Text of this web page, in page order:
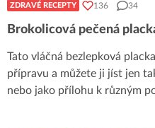
ZDRAVÉ RECEPTY 136 34
Brokolicová pečená
Tato vláčná bezlepková
přípravu a můžete ji jíst jen
nebo jako přílohu k různým